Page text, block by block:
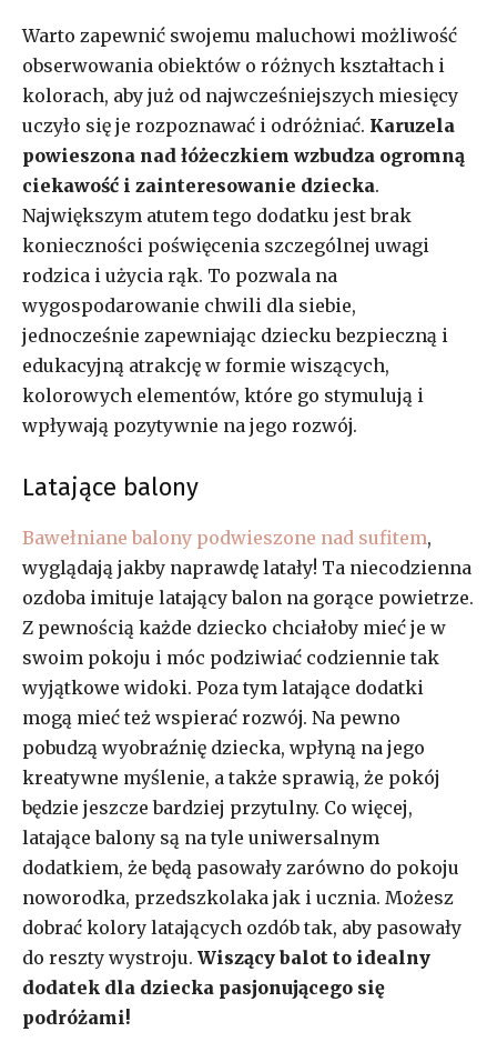
Warto zapewnić swojemu maluchowi możliwość
obserwowania obiektów o różnych kształtach i
kolorach, aby już od najwcześniejszych miesięcy
uczyło się je rozpoznawać i odróżniać. Karuzela
powieszona nad łóżeczkiem wzbudza ogromną
ciekawość i zainteresowanie dziecka.
Największym atutem tego dodatku jest brak
konieczności poświęcenia szczególnej uwagi
rodzica i użycia rąk. To pozwala na
wygospodarowanie chwili dla siebie,
jednocześnie zapewniając dziecku bezpieczną i
edukacyjną atrakcję w formie wiszących,
kolorowych elementów, które go stymulują i
wpływają pozytywnie na jego rozwój.
Latające balony
Bawełniane balony podwieszone nad sufitem,
wyglądają jakby naprawdę latały! Ta niecodzienna
ozdoba imituje latający balon na gorące powietrze.
Z pewnością każde dziecko chciałoby mieć je w
swoim pokoju i móc podziwiać codziennie tak
wyjątkowe widoki. Poza tym latające dodatki
mogą mieć też wspierać rozwój. Na pewno
pobudzą wyobraźnię dziecka, wpłyną na jego
kreatywne myślenie, a także sprawią, że pokój
będzie jeszcze bardziej przytulny. Co więcej,
latające balony są na tyle uniwersalnym
dodatkiem, że będą pasowały zarówno do pokoju
noworodka, przedszkolaka jak i ucznia. Możesz
dobrać kolory latających ozdób tak, aby pasowały
do reszty wystroju. Wiszący balot to idealny
dodatek dla dziecka pasjonującego się
podróżami!